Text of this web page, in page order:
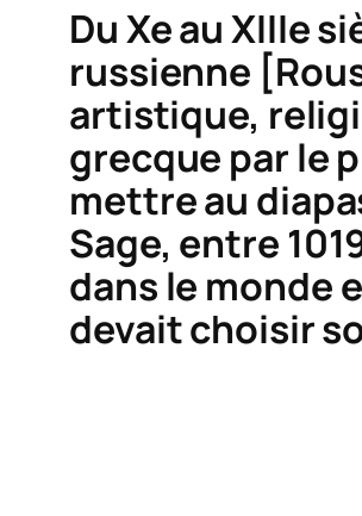
Du Xe au XIIIe
russienne [
artistique,
grecque par le
mettre au
Sage, entre
dans le monde
devait choisir